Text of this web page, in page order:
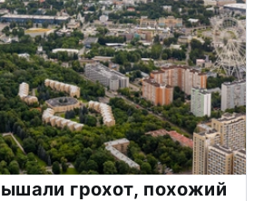
грохот, похожий